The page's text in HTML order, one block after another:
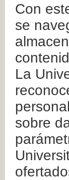
Con
se
La
sobre